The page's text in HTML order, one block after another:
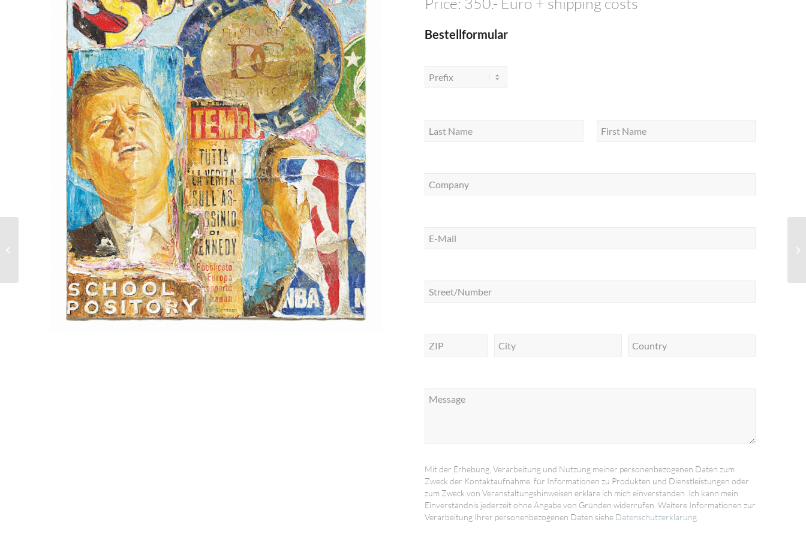
Bestellformular
Mit der Erhebung, Verarbeitung und Nutzung meiner personenbezogenen Daten zum
Zweck der Kontaktaufnahme, für Informationen zu Produkten und Dienstleistungen oder
zum Zweck von Veranstaltungshinweisen erkläre ich mich einverstanden. Ich kann mein
Einverständnis jederzeit ohne Angabe von Gründen widerrufen. Weitere Informationen zur
Verarbeitung Ihrer personenbezogenen Daten siehe Datenschutzerklärung.
Jens Lorenzen, Youth